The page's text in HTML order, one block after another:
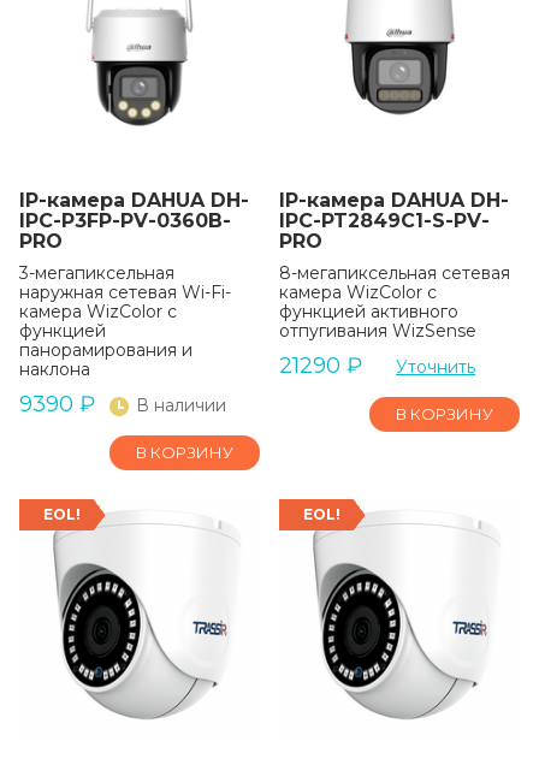
IP-камера DAHUA DH-
IPC-P3FP-PV-0360B-
PRO
3-мегапиксельная
наружная сетевая Wi-Fi-
камера WizColor с
функцией
панорамирования и
наклона
9390 ₽ В наличии
В КОРЗИНУ
IP-камера DAHUA DH-
IPC-PT2849C1-S-PV-
PRO
8-мегапиксельная сетевая
камера WizColor с
функцией активного
отпугивания WizSense
21290 ₽ Уточнить
В КОРЗИНУ
EOL! EOL!